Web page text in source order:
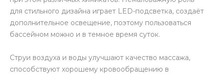
для стильного дизайна играет LED-подсветка, создаёт
дополнительное освещение, поэтому пользоваться
бассейном можно и в темное время суток.
Струи воздуха и воды улучшают качество массажа,
способствуют хорошему кровообращению в